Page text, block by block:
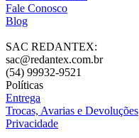
Fale Conosco
Blog
SAC REDANTEX:
sac@redantex.com.br
(54) 99932-9521
Políticas
Entrega
Trocas, Avarias e Devoluções
Privacidade